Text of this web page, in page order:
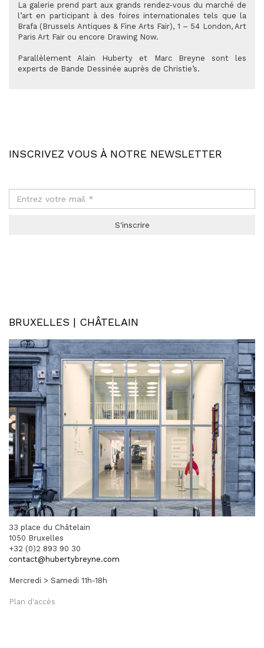
La galerie prend part aux grands rendez-vous du marché de
l’art en participant à des foires internationales tels que la
Brafa (Brussels Antiques & Fine Arts Fair), 1 – 54 London, Art
Paris Art Fair ou encore Drawing Now.
Parallèlement Alain Huberty et Marc Breyne sont les
experts de Bande Dessinée auprès de Christie’s.
INSCRIVEZ VOUS À NOTRE NEWSLETTER
S'inscrire
BRUXELLES | CHÂTELAIN
33 place du Châtelain
1050 Bruxelles
+32 (0)2 893 90 30
contact@hubertybreyne.com
Mercredi > Samedi 11h-18h
Plan d'accès